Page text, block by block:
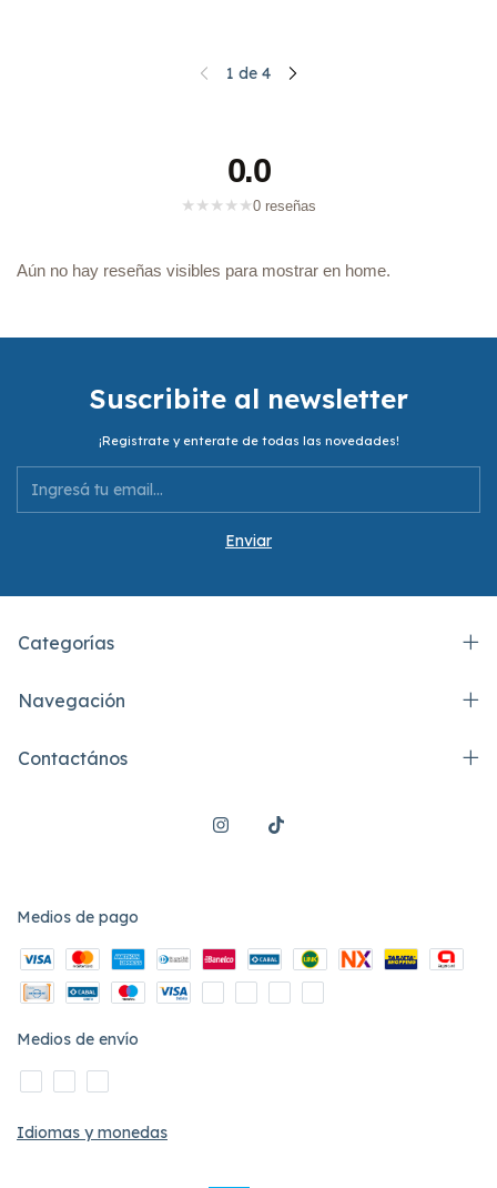
1 de 4
0.0
★ ★ ★ ★ ★0 reseñas
Aún no hay reseñas visibles para mostrar en home.
Suscribite al newsletter
¡Registrate y enterate de todas las novedades!
Categorías
Navegación
Contactános
Medios de pago
Medios de envío
Idiomas y monedas